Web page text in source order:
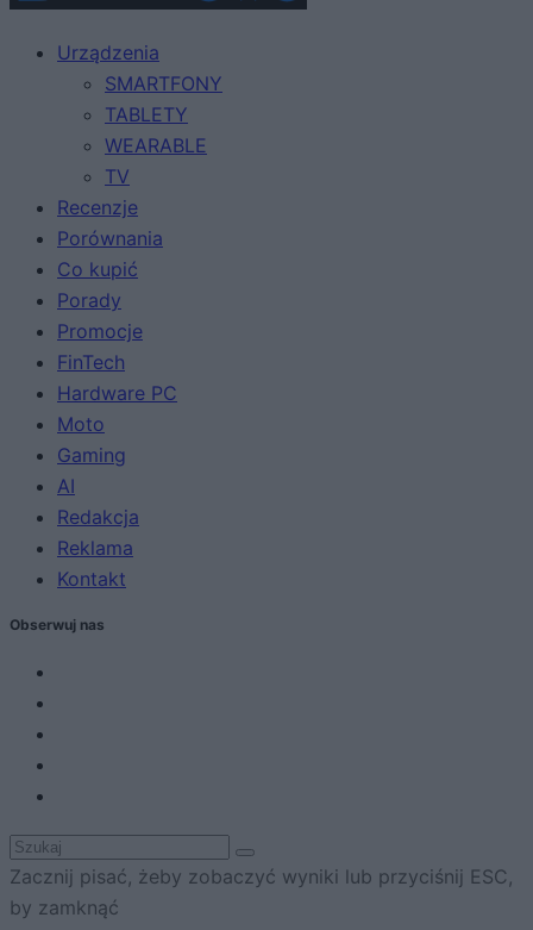
Urządzenia
SMARTFONY
TABLETY
WEARABLE
TV
Recenzje
Porównania
Co kupić
Porady
Promocje
FinTech
Hardware PC
Moto
Gaming
AI
Redakcja
Reklama
Kontakt
Obserwuj nas
Zacznij pisać, żeby zobaczyć wyniki lub przyciśnij ESC,
by zamknąć